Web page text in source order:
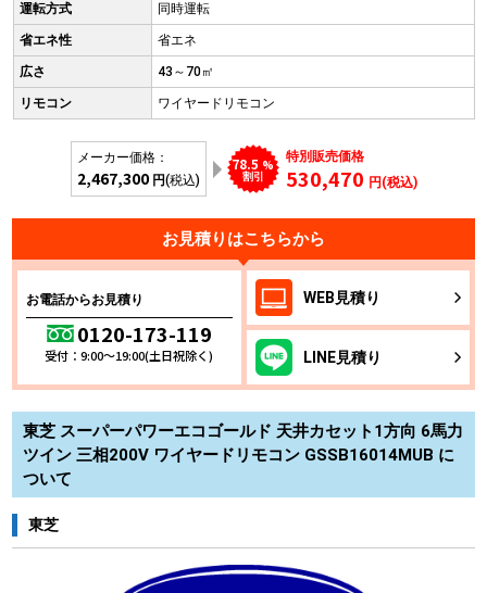
運転方式 同時運転
省エネ性 省エネ
広さ 43～70㎡
リモコン ワイヤードリモコン
メーカー価格：
2,467,300 円(税込)
78.5 %
割引
特別販売価格
530,470 円(税込)
お見積りはこちらから
お電話からお見積り
0120-173-119
受付：9:00～19:00(土日祝除く)
WEB 見積り
LINE見積り
東芝 スーパーパワーエコゴールド 天井カセット1方向 6馬力
ツイン 三相200V ワイヤードリモコン GSSB16014MUB に
ついて
東芝